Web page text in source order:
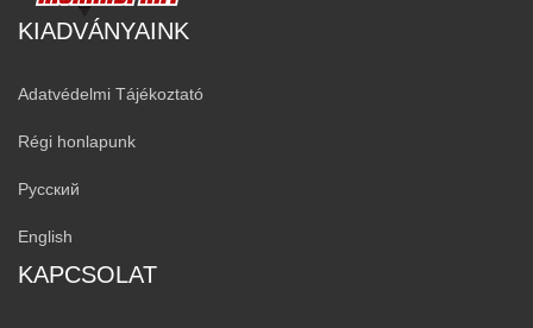
KIADVÁNYAINK
Adatvédelmi Tájékoztató
Régi honlapunk
Русский
English
KAPCSOLAT